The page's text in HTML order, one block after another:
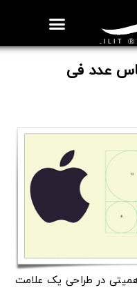
عدد فی
در طراحی یک علامت